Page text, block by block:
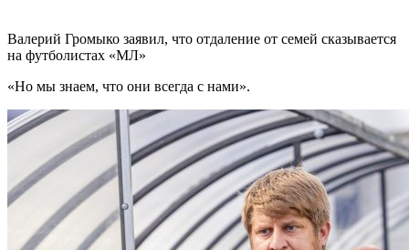
Валерий Громыко заявил, что отдаление от семей сказывается
на футболистах «МЛ»
«Но мы знаем, что они всегда с нами».